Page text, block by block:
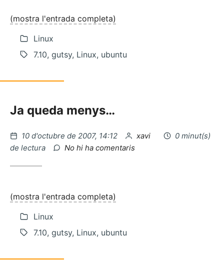
(mostra l'entrada completa)
Linux
7.10, gutsy, Linux, ubuntu
Ja queda menys…
Publicat
el
10 d'octubre de 2007, 14:12 per
xavi
0 minut(s)
de lectura
No hi ha comentaris
(mostra l'entrada completa)
Linux
7.10, gutsy, Linux, ubuntu